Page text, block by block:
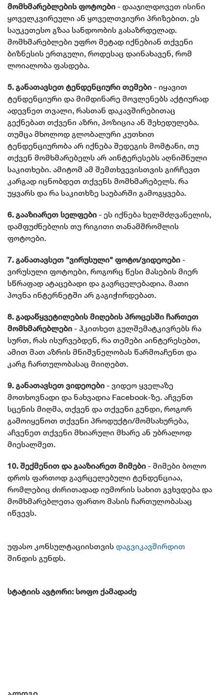
მომხმარებლების ფოტოები - დააჯილდოვეთ ისინი
ყოველკვირეული ან ყოველთვიური პრიზებით. ეს
საუკეთესო გზაა სანდოობის გასაზრდელად.
მომხმარებლები უფრო მეტად იქნებიან თქვენი
ბიზნესის ერთგული, როდესაც დაინახავენ, რომ
ლოიალობა ფასდება.
5. განათავსეთ ტენდენციური თემები - იყავით
ტენდენციური და მიმდინარე მოვლენებს აქტიურად
ადევნეთ თვალი, რასთან დაკავშირებითაც
გექნებათ თქვენი აზრი, პოზიცია ან შეხედულება.
თუმცა მხოლოდ გლობალური კუთხით
ტენდენციურობა არ იქნება შედეგის მომტანი, თუ
თქვენ მომხმარებელს არ აინტერესებს აღნიშნული
საკითხები. ამიტომ ამ შემთხვევისთვის გირჩევთ
კარგად იცნობდეთ თქვენს მომხმარებელს. რა
უყვარს და რა საკითხზე საუბარში გამოგყვება.
6. გააზიარეთ სელფები - ეს იქნება ხელმძღვანელის,
დამფუძნებლის თუ რიგითი თანამშრომლის
ფოტოები.
7. განათავსეთ "ვირუსული" ფოტო/ვიდეოები -
ვირუსული ფოტოები, როგორც წესი მასების მიერ
სწრაფად ატაცებადი და გავრცელებადია. მათი
პოვნა ინტერნეტში არ გაგიჭირდებათ.
8. გადაწყვეტილების მიღების პროცესში ჩართეთ
მომხმარებლები - ჰკითხეთ გულშემატკივრებს რა
სურთ, რას ისურვებდენ, რა თემები აინტერესებთ,
ამით მათ აზრის მნიშვნელობას წარმოაჩენთ და
კარგ ჩართულობასაც მიიღებთ.
9. განათავსეთ ვიდეოები - ვიდეო ყველაზე
მოთხოვნადი და ნახვადია Facebook-ზე. აჩვენთ
სცენის მიღმა, თქვენ და თქვენი გუნდი, როგორ
გამოიყენოთ თქვენი პროდუქტი/მომსახურება,
აჩვენეთ თქვენი მხიარული მხარე ან უბრალოდ
მიესალმეთ.
10. შექმენით და გააზიარეთ მიმები - მიმები ბოლო
დროს ფართოდ გავრცელებული ტენდენციაა,
რომლებიც ძირითადად იუმორის სახით გვხვდება და
მომხმარებლეთა ფართო მასის ჩართულობასაც
იწვევს.
უფასო კონსულტაციისთვის დაგვიკავშირდით
შინდის გუნდს.
სტატიის ავტორი: სოფო ქამადაძე